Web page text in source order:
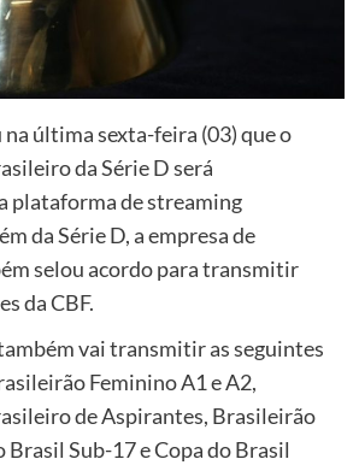
última sexta-feira (03) que o
da Série D será
plataforma de streaming
da Série D, a empresa de
selou acordo para transmitir
da CBF.
vai transmitir as seguintes
Feminino A1 e A2,
de Aspirantes, Brasileirão
Brasil Sub-17 e Copa do Brasil